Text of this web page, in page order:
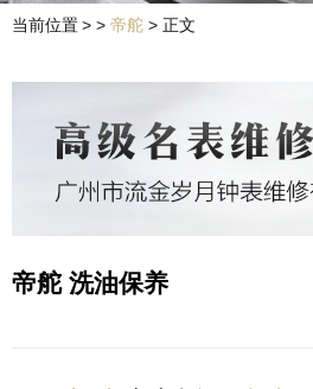
当前位置> > 帝舵 > 正文
帝舵 洗油保养